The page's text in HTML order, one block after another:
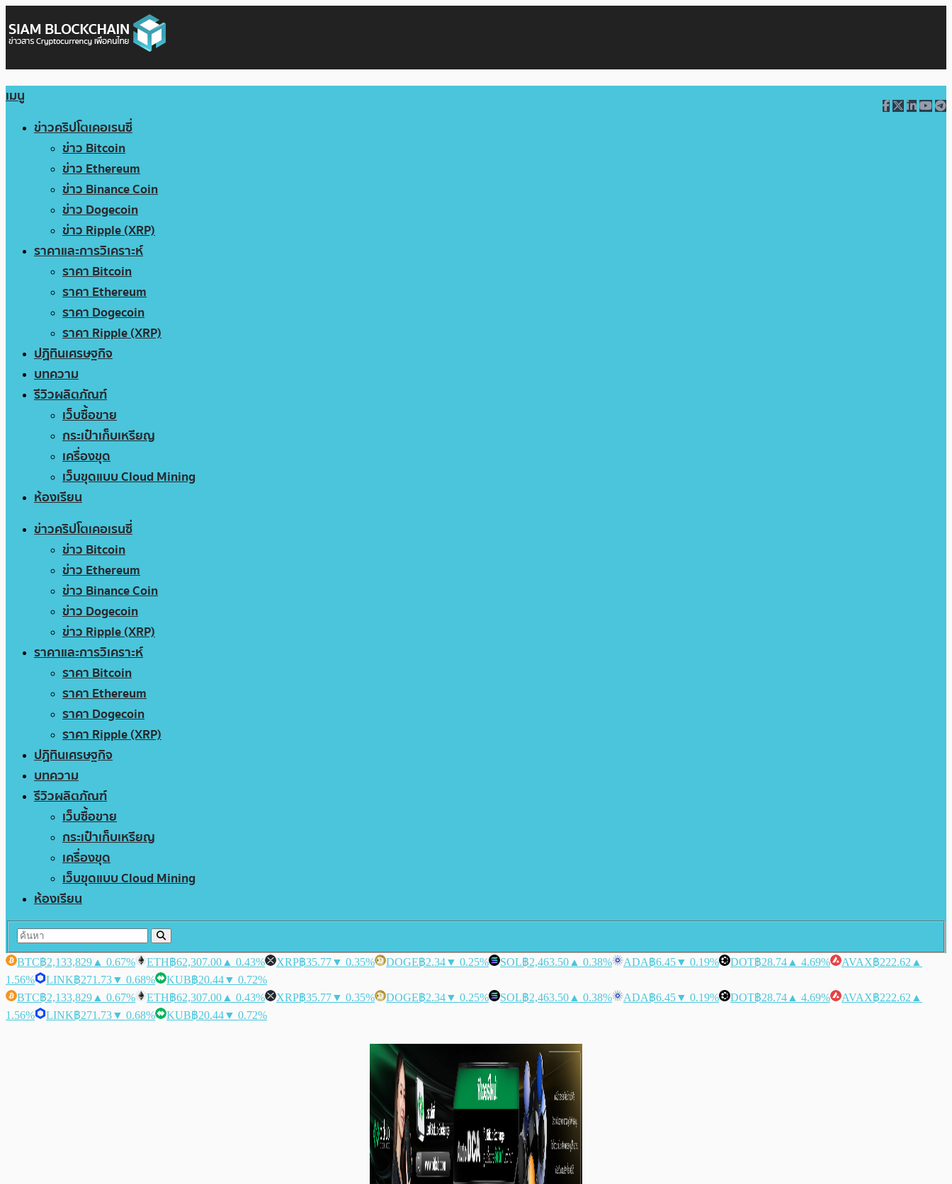
เมนู
ข่าวคริปโตเคอเรนซี่
ข่าว Bitcoin
ข่าว Ethereum
ข่าว Binance Coin
ข่าว Dogecoin
ข่าว Ripple (XRP)
ราคาและการวิเคราะห์
ราคา Bitcoin
ราคา Ethereum
ราคา Dogecoin
ราคา Ripple (XRP)
ปฏิทินเศรษฐกิจ
บทความ
รีวิวผลิตภัณฑ์
เว็บซื้อขาย
กระเป๋าเก็บเหรียญ
เครื่องขุด
เว็บขุดแบบ Cloud Mining
ห้องเรียน
ข่าวคริปโตเคอเรนซี่
ข่าว Bitcoin
ข่าว Ethereum
ข่าว Binance Coin
ข่าว Dogecoin
ข่าว Ripple (XRP)
ราคาและการวิเคราะห์
ราคา Bitcoin
ราคา Ethereum
ราคา Dogecoin
ราคา Ripple (XRP)
ปฏิทินเศรษฐกิจ
บทความ
รีวิวผลิตภัณฑ์
เว็บซื้อขาย
กระเป๋าเก็บเหรียญ
เครื่องขุด
เว็บขุดแบบ Cloud Mining
ห้องเรียน
BTC฿2,133,829 ▲ 0.67% ETH฿62,307.00 ▲ 0.43% XRP฿35.77▼ 0.35% DOGE฿2.34▼ 0.25% SOL฿2,463.50 ▲ 0.38% ADA฿6.45▼ 0.19% DOT฿28.74 ▲ 4.69% AVAX฿222.62 ▲
1.56%
LINK฿271.73▼ 0.68% KUB฿20.44▼ 0.72%
BTC฿2,133,829 ▲ 0.67% ETH฿62,307.00 ▲ 0.43% XRP฿35.77▼ 0.35% DOGE฿2.34▼ 0.25% SOL฿2,463.50 ▲ 0.38% ADA฿6.45▼ 0.19% DOT฿28.74 ▲ 4.69% AVAX฿222.62 ▲
1.56%
LINK฿271.73▼ 0.68% KUB฿20.44▼ 0.72%